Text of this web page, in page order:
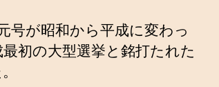
号が昭和から平成に変わっ
初の大型選挙と銘打たれた